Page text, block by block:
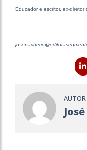
Educador e escritor, ex-
AUTOR